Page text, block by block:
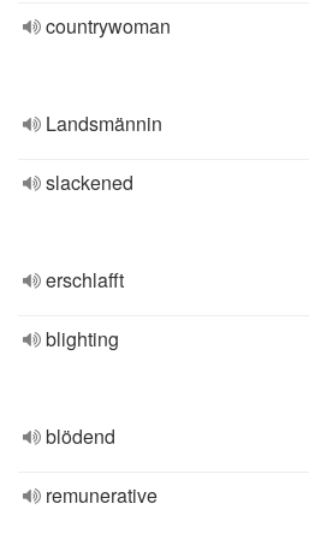
countrywoman
Landsmännin
slackened
erschlafft
blighting
blödend
remunerative